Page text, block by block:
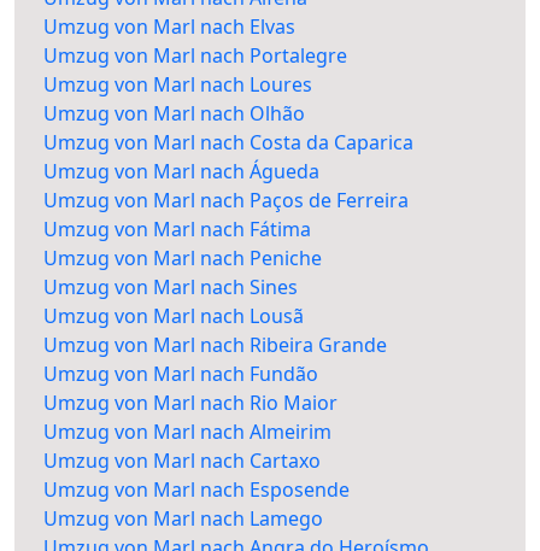
Umzug von Marl nach Elvas
Umzug von Marl nach Portalegre
Umzug von Marl nach Loures
Umzug von Marl nach Olhão
Umzug von Marl nach Costa da Caparica
Umzug von Marl nach Águeda
Umzug von Marl nach Paços de Ferreira
Umzug von Marl nach Fátima
Umzug von Marl nach Peniche
Umzug von Marl nach Sines
Umzug von Marl nach Lousã
Umzug von Marl nach Ribeira Grande
Umzug von Marl nach Fundão
Umzug von Marl nach Rio Maior
Umzug von Marl nach Almeirim
Umzug von Marl nach Cartaxo
Umzug von Marl nach Esposende
Umzug von Marl nach Lamego